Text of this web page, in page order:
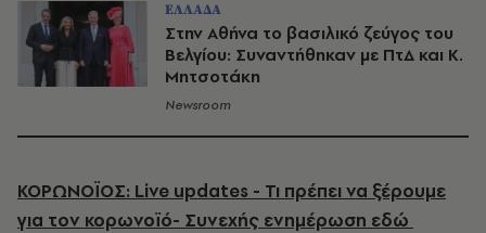
ΕΛΛΑΔΑ
Στην Αθήνα το βασιλικό ζεύγος του
Βελγίου: Συναντήθηκαν με ΠτΔ και Κ.
Μητσοτάκη
Newsroom
ΚΟΡΩΝΟΪΟΣ: Live updates - Τι πρέπει να ξέρουμε
για τον κορωνοϊό- Συνεχής ενημέρωση εδώ